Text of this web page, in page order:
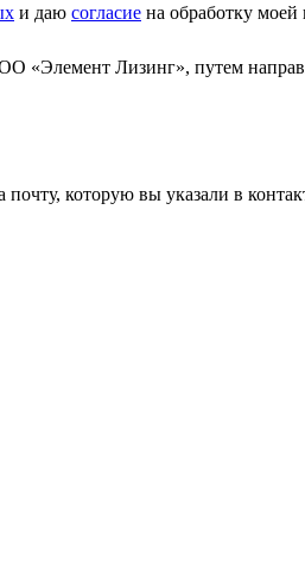
и даю согласие на обработку
«Элемент Лизинг», путем
почту, которую вы указали в